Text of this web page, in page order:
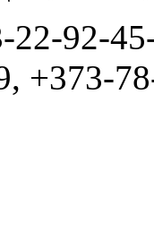
22-92-
+373-